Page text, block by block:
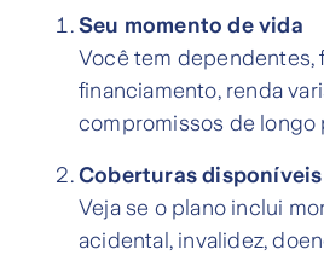
Seu momento de vida
Você tem dependentes,
financiamento, renda
compromissos de longo
Coberturas disponíveis
Veja se o plano inclui
acidental, invalidez,